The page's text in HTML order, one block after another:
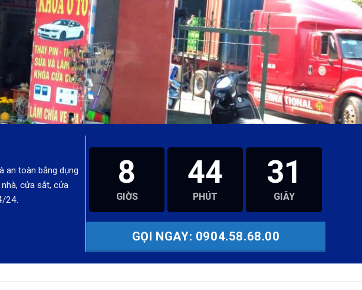
an toàn bằng dụng
cửa sắt, cửa
24.
8
GIỜS
44
PHÚT
29
GIÂY
GỌI NGAY: 0904.58.68.00